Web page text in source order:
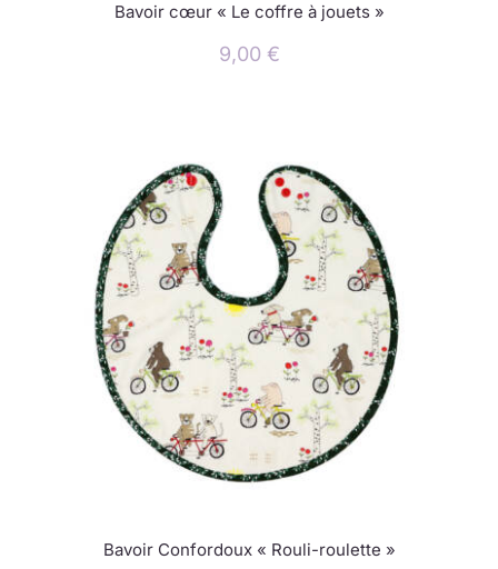
Bavoir cœur « Le coffre à jouets »
9,00 €
Bavoir Confordoux « Rouli-roulette »